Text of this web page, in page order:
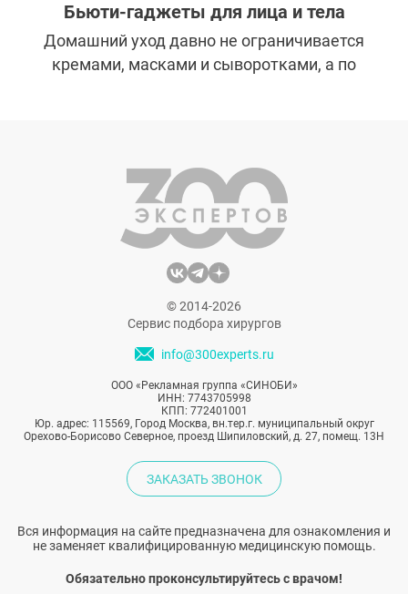
Бьюти-гаджеты для лица и тела
Домашний уход давно не ограничивается
кремами, масками и сыворотками, а по
Рассказываем о самых эффективных
приспособлениях для лица и тела.
© 2014-2026
Сервис подбора хирургов
info@300experts.ru
ООО «Рекламная группа «СИНОБИ»
ИНН: 7743705998
КПП: 772401001
Юр. адрес: 115569, Город Москва, вн.тер.г. муниципальный округ
Орехово-Борисово Северное, проезд Шипиловский, д. 27, помещ. 13Н
ЗАКАЗАТЬ ЗВОНОК
Вся информация на сайте предназначена для ознакомления и
не заменяет квалифицированную медицинскую помощь.
Обязательно проконсультируйтесь с врачом!